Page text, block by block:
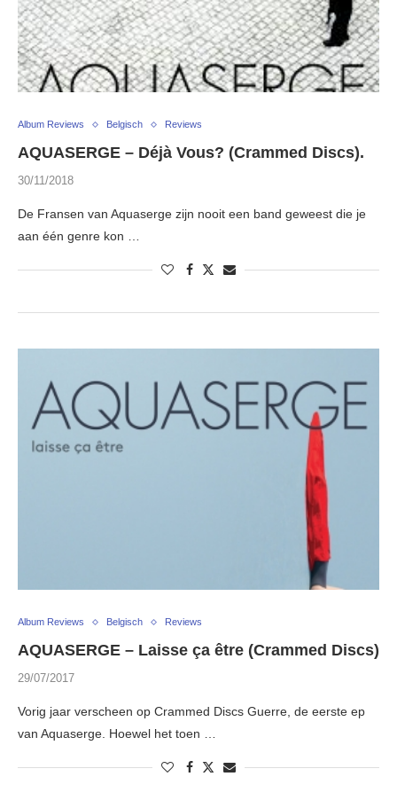
Album Reviews Belgisch Reviews
AQUASERGE – Déjà Vous? (Crammed Discs).
30/11/2018
De Fransen van Aquaserge zijn nooit een band geweest die je
aan één genre kon …
Album Reviews Belgisch Reviews
AQUASERGE – Laisse ça être (Crammed Discs)
29/07/2017
Vorig jaar verscheen op Crammed Discs Guerre, de eerste ep
van Aquaserge. Hoewel het toen …